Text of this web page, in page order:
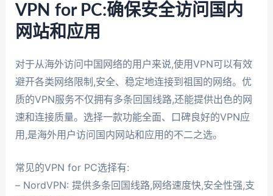
VPN for PC:确保安全访问国内
网站和应用
对于从海外访问中国网络的用户来说,使用VPN可以有效
避开各类网络限制,安全、稳定地连接到祖国的网络。优
质的VPN服务不仅拥有多条回国线路,还能提供出色的网
速和连接质量。选择一款功能全面、口碑良好的VPN应
用,是海外用户访问国内网站和应用的不二之选。
常见的VPN for PC选择有:
– NordVPN: 提供多条回国线路,网络速度快,安全性强,支